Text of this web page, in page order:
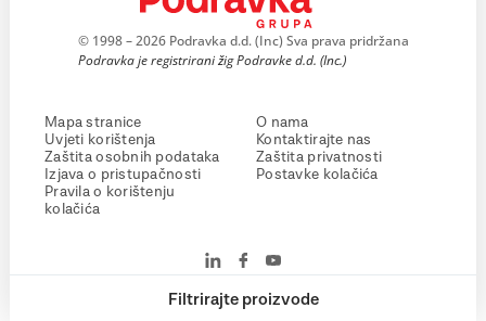
Filtrirajte proizvode
© 1998 – 2026 Podravka d.d. (Inc) Sva prava pridržana
Podravka je registrirani žig Podravke d.d. (Inc.)
Mapa stranice
Uvjeti korištenja
Zaštita osobnih podataka
Izjava o pristupačnosti
Pravila o korištenju
kolačića
O nama
Kontaktirajte nas
Zaštita privatnosti
Postavke kolačića